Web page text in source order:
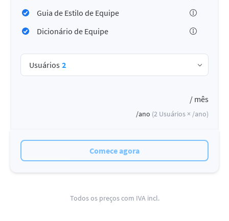
Guia de Estilo de Equipe
Dicionário de Equipe
Usuários 2
/ mês
/ano (2 Usuários × /ano)
Comece agora
Todos os preços com IVA incl.